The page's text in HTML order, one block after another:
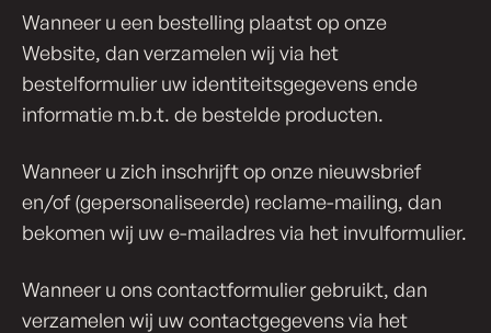
Wanneer u een bestelling plaatst op onze
Website, dan verzamelen wij via het
bestelformulier uw identiteitsgegevens ende
informatie m.b.t. de bestelde producten.
Wanneer u zich inschrijft op onze nieuwsbrief
en/of (gepersonaliseerde) reclame-mailing, dan
bekomen wij uw e-mailadres via het invulformulier.
Wanneer u ons contactformulier gebruikt, dan
verzamelen wij uw contactgegevens via het